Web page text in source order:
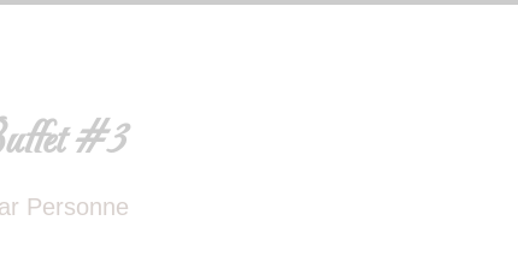
#3
Personne